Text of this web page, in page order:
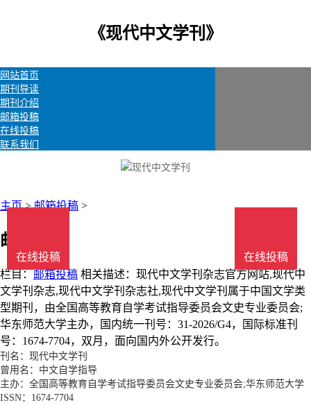
《现代中文学刊》
网站首页
期刊导读
期刊介绍
邮箱投稿
在线投稿
联系我们
主页>邮箱投稿 >
邮箱投稿
栏目： 邮箱投稿 相关描述：现代中文学刊杂志官方网站,现代中
文学刊杂志,现代中文学刊杂志社,现代中文学刊属于中国文学类
型期刊，由全国高等教育自学考试指导委员会文史专业委员会;
华东师范大学主办，国内统一刊号：31-2026/G4，国际标准刊
号：1674-7704，双月，面向国内外公开发行。
刊名：现代中文学刊
曾用名：中文自学指导
主办：全国高等教育自学考试指导委员会文史专业委员会;华东师范大学
ISSN：1674-7704
在线投稿
在线投稿